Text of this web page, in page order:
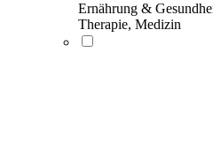
Ernährung &
Therapie, Medizin